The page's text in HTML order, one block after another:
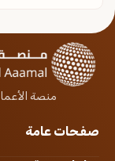
منصة
صفحات عامة